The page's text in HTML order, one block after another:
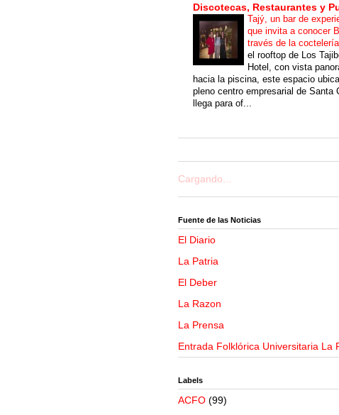
Discotecas, Restaurantes y
Tajý, un bar de
que invita a conocer
través de la
el rooftop de Los
Hotel, con vista
hacia la piscina, este espacio
pleno centro empresarial de Santa
llega para of...
Cargando...
Fuente de las Noticias
El Diario
La Patria
El Deber
La Razon
La Prensa
Entrada Folklórica Universitaria La
Labels
ACFO (99)